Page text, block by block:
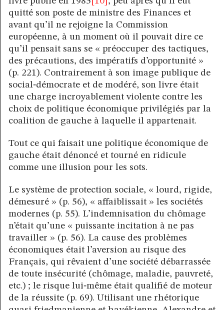
quitté son poste de ministre des Finances et
avant qu’il ne rejoigne la Commission
européenne, à un moment où il pouvait dire ce
qu’il pensait sans se « préoccuper des tactiques,
des précautions, des impératifs d’opportunité »
(p. 221). Contrairement à son image publique de
social‑démocrate et de modéré, son livre était
une charge incroyablement violente contre les
choix de politique économique privilégiés par la
coalition de gauche à laquelle il appartenait.
Tout ce qui faisait une politique économique de
gauche était dénoncé et tourné en ridicule
comme une illusion pour les sots.
Le système de protection sociale, « lourd, rigide,
démesuré » (p. 56), « affaiblissait » les sociétés
modernes (p. 55). L’indemnisation du chômage
n’était qu’une « puissante incitation à ne pas
travailler » (p. 56). La cause des problèmes
économiques était l’aversion au risque des
Français, qui rêvaient d’une société débarrassée
de toute insécurité (chômage, maladie, pauvreté,
etc.) ; le risque lui‑même était qualifié de moteur
de la réussite (p. 69). Utilisant une rhétorique